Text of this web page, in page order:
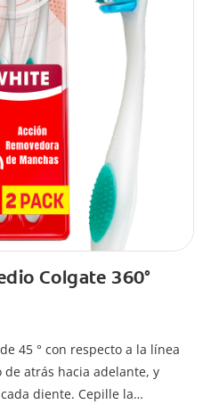
Colgate 360°
45 ° con respecto a la línea
atrás hacia adelante, y
diente. Cepille la